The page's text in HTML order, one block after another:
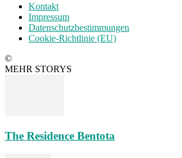
Kontakt
Impressum
Datenschutzbestimmungen
Cookie-Richtlinie (EU)
©
MEHR STORYS
The Residence Bentota